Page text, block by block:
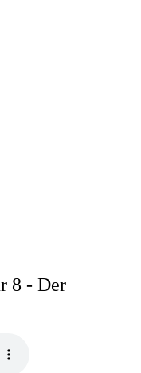
8 - Der